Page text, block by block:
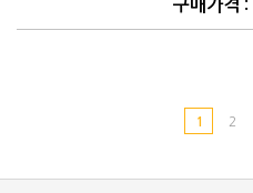
구매가격 :
1 2